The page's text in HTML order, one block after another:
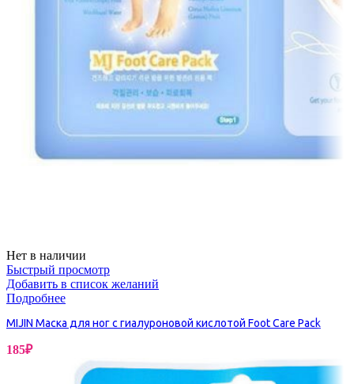
Нет в наличии
Быстрый просмотр
Добавить в список желаний
Подробнее
MIJIN Маска для ног с гиалуроновой кислотой Foot Care Pack
185₽